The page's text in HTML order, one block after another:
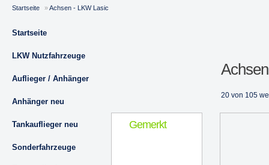
Startseite »Achsen - LKW Lasic
Startseite
LKW Nutzfahrzeuge
Auflieger / Anhänger
Anhänger neu
Tankauflieger neu
Sonderfahrzeuge
20 von 105
Gemerkt